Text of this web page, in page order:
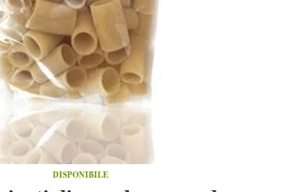
DISPONIBILE